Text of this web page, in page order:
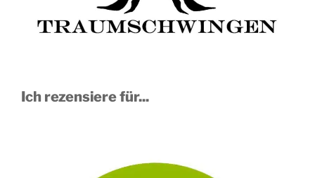
Ich rezensiere für...